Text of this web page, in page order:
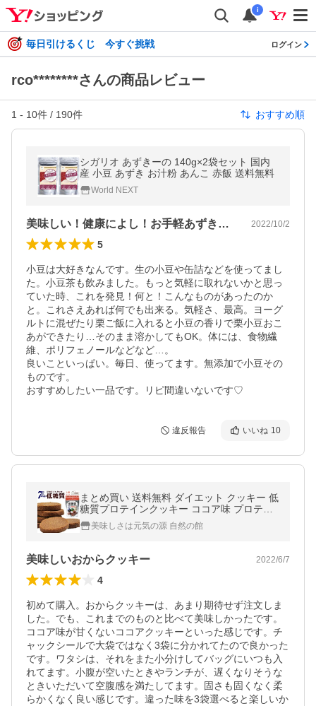
i
毎日引けるくじ 今すぐ挑戦 ログイン
rco********さんの商品レビュー
1 - 10件 / 190件 おすすめ順
シガリオ あずきーの 140g×2袋セット 国内
産 小豆 あずき お汁粉 あんこ 赤飯 送料無料
World NEXT
美味しい！健康によし！お手軽あずきーの 2022/10/2
5
小豆は大好きなんです。生の小豆や缶詰などを使ってまし
た。小豆茶も飲みました。もっと気軽に取れないかと思っ
ていた時、これを発見！何と！こんなものがあったのか
と。これさえあれば何でも出来る。気軽さ、最高。ヨーグ
ルトに混ぜたり栗ご飯に入れると小豆の香りで栗小豆おこ
あができたり…そのまま溶かしてもOK。体には、食物繊
維、ポリフェノールなどなど…。
良いこといっぱい。毎日、使ってます。無添加で小豆その
ものです。
おすすめしたい一品です。リピ間違いないです♡
違反報告 いいね 10
まとめ買い 送料無料 ダイエット クッキー 低
糖質プロテインクッキー ココア味 プロテイ
ン 大豆パウダー使用 1日6枚で3週間分 鉄分
食物繊維 味源 業務用 爆買
美味しさは元気の源 自然の館
美味しいおからクッキー 2022/6/7
4
初めて購入。おからクッキーは、あまり期待せず注文しま
した。でも、これまでのものと比べて美味しかったです。
ココア味が甘くないココアクッキーといった感じです。チ
ャックシールで大袋ではなく3袋に分かれてたので良かった
です。ワタシは、それをまた小分けしてバッグにいつも入
れてます。小腹が空いたときやランチが、遅くなりそうな
ときいただいて空腹感を満たしてます。固さも固くなく柔
らかくなく良い感じです。違った味を3袋選べると楽しいか